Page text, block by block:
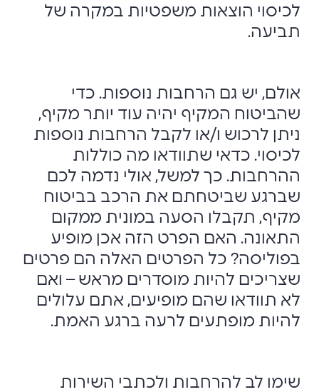
לכיסוי הוצאות משפטיות במקרה של
תביעה.
אולם, יש גם הרחבות נוספות. כדי
שהביטוח המקיף יהיה עוד יותר מקיף,
ניתן לרכוש ו/או לקבל הרחבות נוספות
לכיסוי. כדאי שתוודאו מה כוללות
ההרחבות. כך למשל, אולי נדמה לכם
שברגע שביטחתם את הרכב בביטוח
מקיף, תקבלו הסעה במונית ממקום
התאונה. האם הפרט הזה אכן מופיע
בפוליסה? כל הפרטים האלה הם פרטים
שצריכים להיות מוסדרים מראש – ואם
לא תוודאו שהם מופיעים, אתם עלולים
להיות מופתעים לרעה ברגע האמת.
שימו לב להרחבות ולכתבי השירות